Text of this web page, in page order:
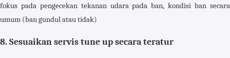
fokus pada pengecekan tekanan udara pada ban, kondisi ban secara
umum (ban gundul atau tidak)
8. Sesuaikan servis tune up secara teratur